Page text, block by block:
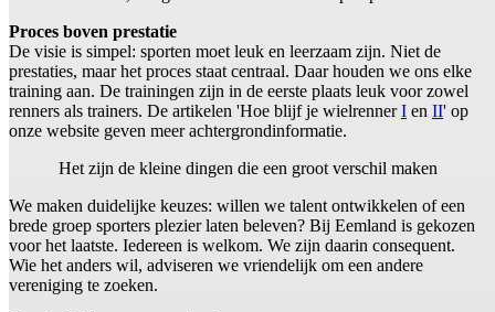
Proces boven prestatie
De visie is simpel: sporten moet leuk en leerzaam zijn. Niet de
prestaties, maar het proces staat centraal. Daar houden we ons elke
training aan. De trainingen zijn in de eerste plaats leuk voor zowel
renners als trainers. De artikelen 'Hoe blijf je wielrennerI en II' op
onze website geven meer achtergrondinformatie.
Het zijn de kleine dingen die een groot verschil maken
We maken duidelijke keuzes: willen we talent ontwikkelen of een
brede groep sporters plezier laten beleven? Bij Eemland is gekozen
voor het laatste. Iedereen is welkom. We zijn daarin consequent.
Wie het anders wil, adviseren we vriendelijk om een andere
vereniging te zoeken.